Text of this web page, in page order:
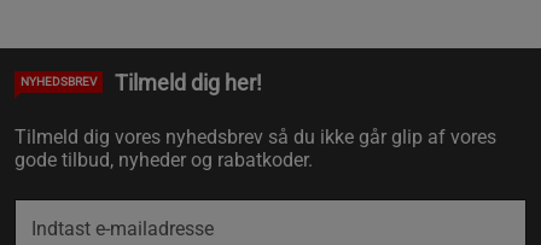
NYHEDSBREV Tilmeld dig her!
Tilmeld dig vores nyhedsbrev så du ikke går glip af vores
gode tilbud, nyheder og rabatkoder.